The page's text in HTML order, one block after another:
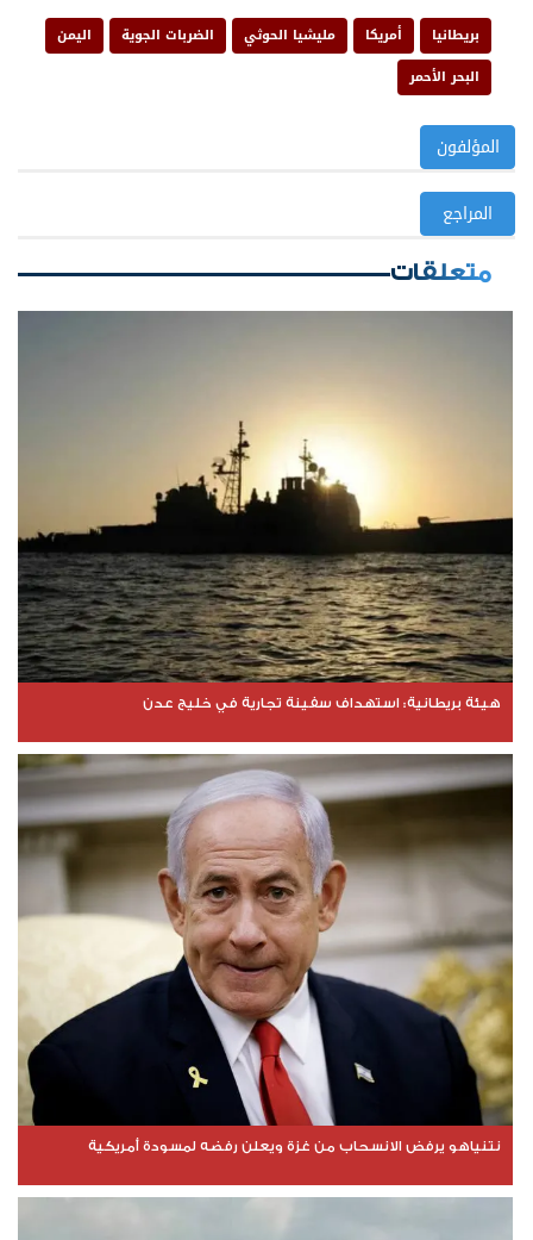
بريطانيا أمريكا مليشيا الحوثي الضربات الجوية
اليمن
البحر الأحمر
المؤلفون
المراجع
متعلقات
هيئة بريطانية: استهداف سفينة تجارية في خليج عدن
نتنياهو يرفض الانسحاب من غزة ويعلن رفضه لمسودة أمريكية